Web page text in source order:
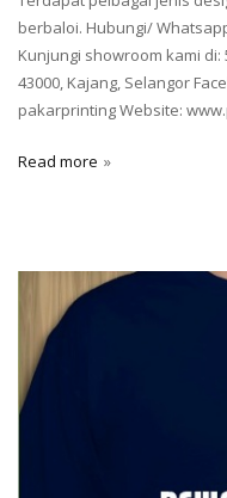
berbaloi. Hubungi/
Kunjungi showroom kami di:
43000, Kajang, Selangor
pakarprinting Website:
Read more